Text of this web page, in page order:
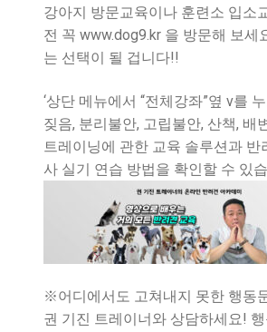
강아지 방문교육이나 훈련소 입소
전 꼭 www.dog9.kr 을 방문해 보세
는 선택이 될 겁니다!!
‘상단 메뉴에서 “전체강좌”옆 v를
짖음, 분리불안, 고립불안, 산책, 배
트레이닝에 관한 교육 솔루션과 반
사 실기 연습 방법을 확인할 수 있습
※어디에서도 고쳐내지 못한 행동
권 기진 트레이너와 상담하세요!